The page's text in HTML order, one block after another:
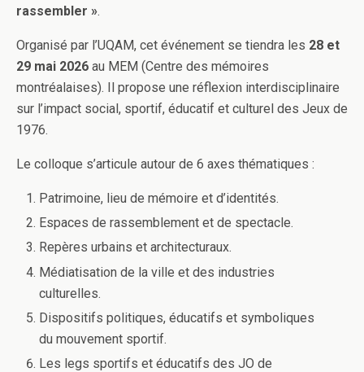
rassembler ».
Organisé par l’UQAM, cet événement se tiendra les 28 et
29 mai 2026 au MEM (Centre des mémoires
montréalaises). Il propose une réflexion interdisciplinaire
sur l’impact social, sportif, éducatif et culturel des Jeux de
1976.
Le colloque s’articule autour de 6 axes thématiques :
Patrimoine, lieu de mémoire et d’identités.
Espaces de rassemblement et de spectacle.
Repères urbains et architecturaux.
Médiatisation de la ville et des industries
culturelles.
Dispositifs politiques, éducatifs et symboliques
du mouvement sportif.
Les legs sportifs et éducatifs des JO de